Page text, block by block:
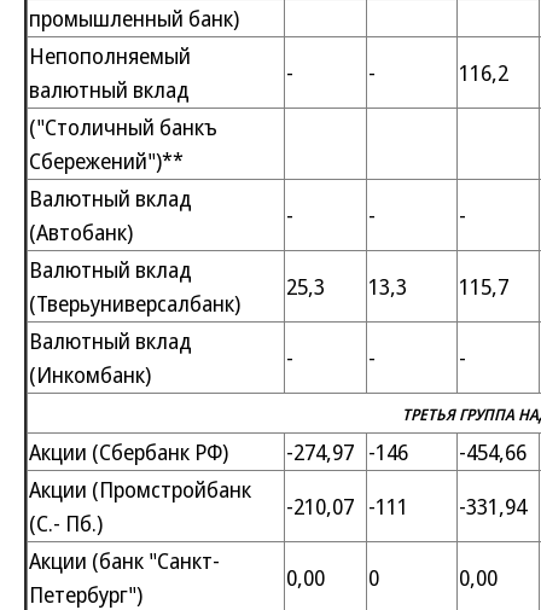
промышленный банк)
Непополняемый
валютный вклад
- -
116,2
("Столичный банкъ
Сбережений")**
Валютный вклад
(Автобанк)
- -
-
Валютный вклад
(Тверьуниверсалбанк)
25,3 13,3
115,7
Валютный вклад
(Инкомбанк)
- - -
ТРЕТЬЯ ГРУППА
Акции (Сбербанк РФ) -274,97 -146
-454,66
Акции (Промстройбанк
(С.- Пб.)
-210,07 -111
-331,94
Акции (банк "Санкт-
Петербург")
0,00 0
0,00